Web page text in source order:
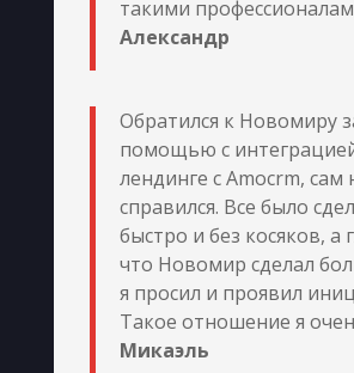
такими
Александр
Обратился к Новомиру
помощью с
лендинге с Amocrm, сам
справился. Все было
быстро и без косяков, а
что Новомир сделал
я просил и проявил
Такое отношение я
Микаэль